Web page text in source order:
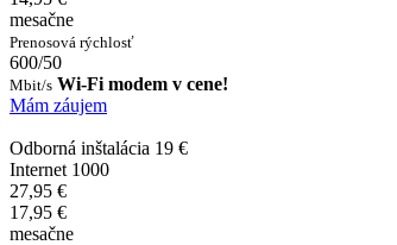
mesačne
Prenosová rýchlosť
600/50
Mbit/s Wi-Fi modem v cene!
Mám záujem
Odborná inštalácia 19 €
Internet 1000
27,95 €
17,95 €
mesačne